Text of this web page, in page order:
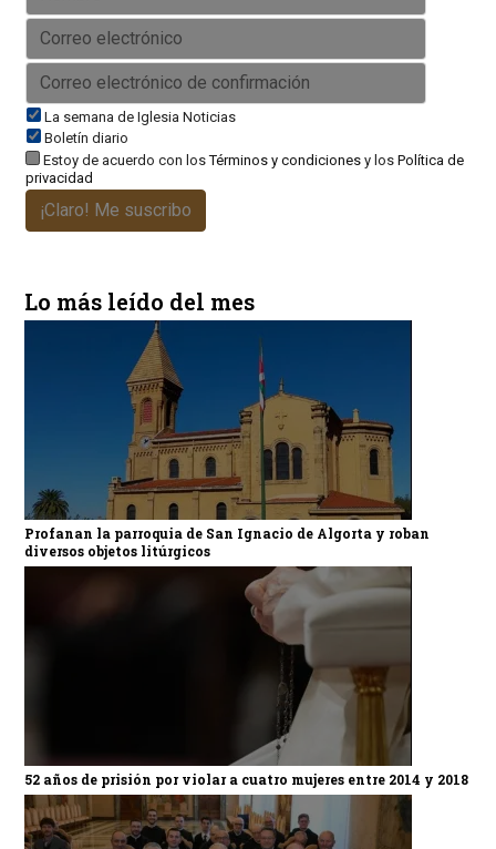
La semana de Iglesia Noticias
Boletín diario
Estoy de acuerdo con losTérminos y condicionesy los Política de
privacidad
¡Claro! Me suscribo
Lo más leído del mes
Profanan la parroquia de San Ignacio de Algorta y roban
diversos objetos litúrgicos
52 años de prisión por violar a cuatro mujeres entre 2014 y 2018